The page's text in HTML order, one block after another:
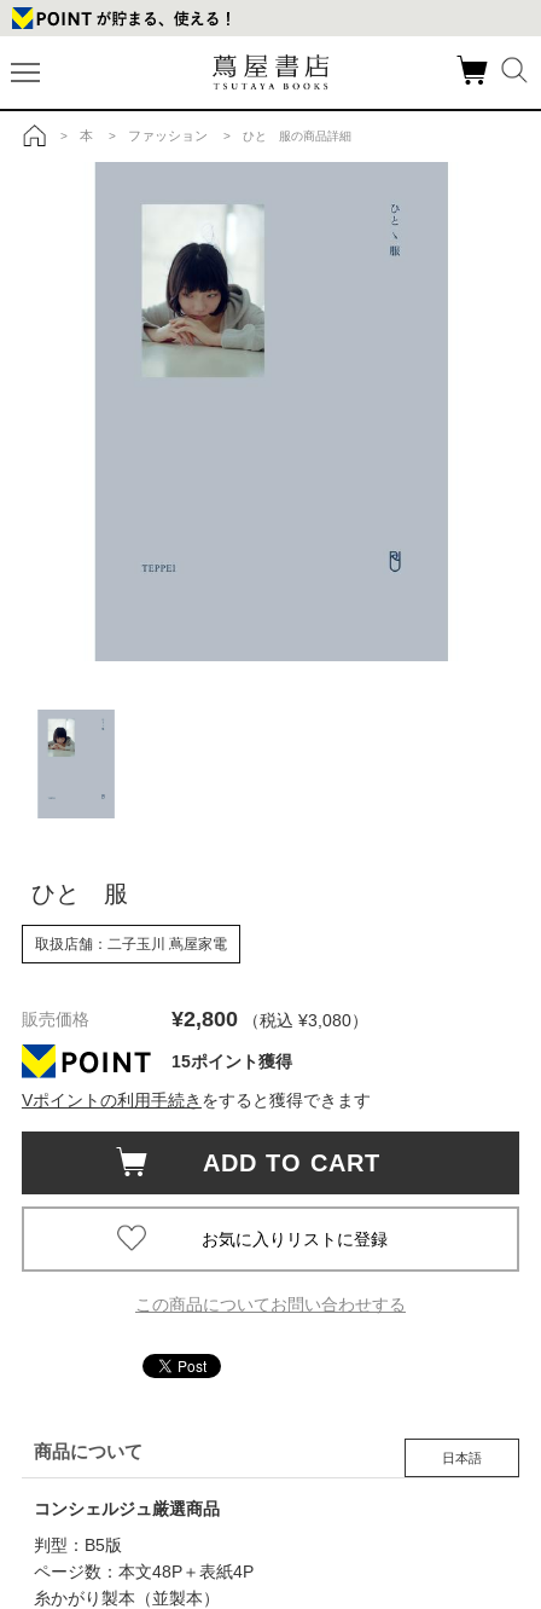
> 本 > ファッション > ひとゝ服の商品詳細
ひとゝ服
取扱店舗：二子玉川 蔦屋家電
販売価格 ¥2,800 （税込 ¥3,080）
15ポイント獲得
Vポイントの利用手続き をすると獲得できます
ADD TO CART
この商品についてお問い合わせする
商品について 日本語
コンシェルジュ厳選商品
判型：B5版
ページ数：本文48P＋表紙4P
糸かがり製本（並製本）